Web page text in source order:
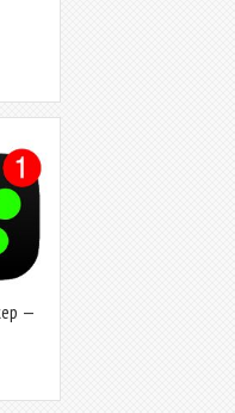
—